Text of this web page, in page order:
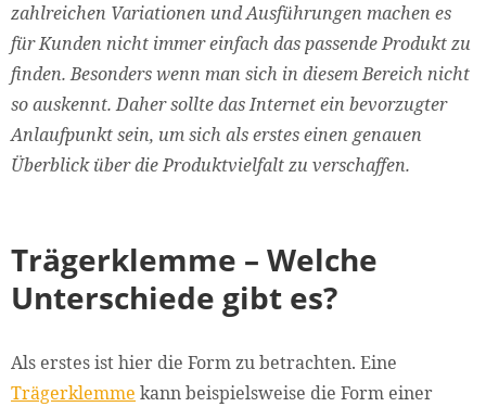
zahlreichen Variationen und Ausführungen machen es
für Kunden nicht immer einfach das passende Produkt zu
finden. Besonders wenn man sich in diesem Bereich nicht
so auskennt. Daher sollte das Internet ein bevorzugter
Anlaufpunkt sein, um sich als erstes einen genauen
Überblick über die Produktvielfalt zu verschaffen.
Trägerklemme – Welche
Unterschiede gibt es?
Als erstes ist hier die Form zu betrachten. Eine
Trägerklemme kann beispielsweise die Form einer